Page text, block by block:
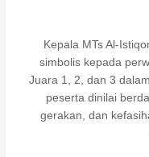
Kepala MTs Al-
simbolis kepada
Juara 1, 2, dan 3
peserta dinilai
gerakan, dan